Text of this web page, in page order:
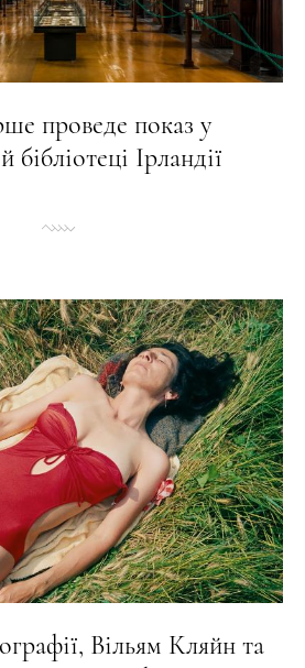
проведе показ у
бібліотеці Ірландії
Вільям Кляйн та